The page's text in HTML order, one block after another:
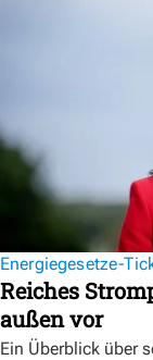
Energiegesetze-
Reiches
außen vor
Ein Überblick über